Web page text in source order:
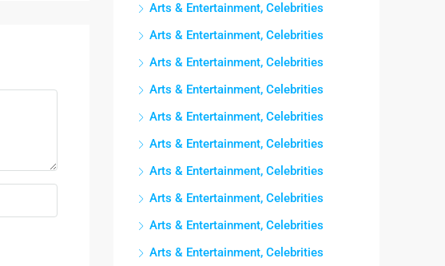
Arts & Entertainment, Celebrities
Arts & Entertainment, Celebrities
Arts & Entertainment, Celebrities
Arts & Entertainment, Celebrities
Arts & Entertainment, Celebrities
Arts & Entertainment, Celebrities
Arts & Entertainment, Celebrities
Arts & Entertainment, Celebrities
Arts & Entertainment, Celebrities
Arts & Entertainment, Celebrities